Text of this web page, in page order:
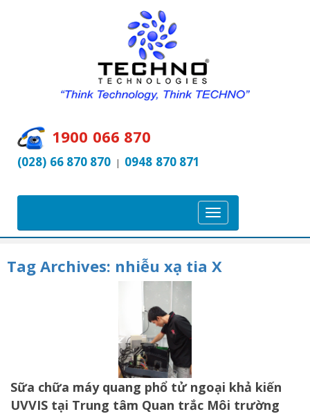
1900 066 870
(028) 66 870 870 | 0948 870 871
T
o
g
g
a
Tag Archives: nhiễu xạ tia X
Sữa chữa máy quang phổ tử ngoại khả kiến
UVVIS tại Trung tâm Quan trắc Môi trường